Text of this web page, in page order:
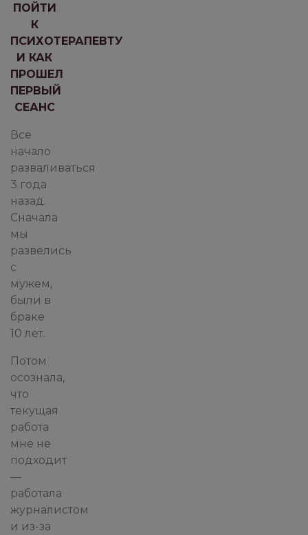
ПОЙТИ
К
ПСИХОТЕРАПЕВТУ
И КАК
ПРОШЕЛ
ПЕРВЫЙ
СЕАНС
Все
начало
разваливаться
3 года
назад.
Сначала
мы
развелись
с
мужем,
были в
браке
10 лет.
Потом
осознала,
что
текущая
работа
мне не
подходит
—
работала
журналистом
и из-за